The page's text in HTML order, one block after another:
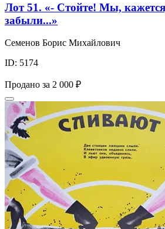
Лот 51. «- Стойте! Мы,
забыли...»
Семенов Борис Михайлович
ID: 5174
Продано за 2 000 ₽